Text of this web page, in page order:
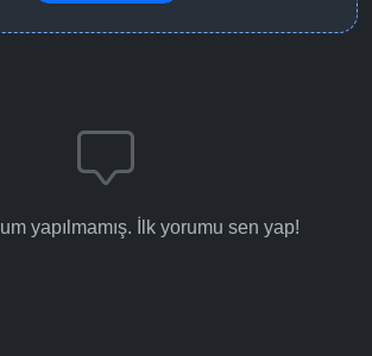
yapılmamış. İlk yorumu sen yap!